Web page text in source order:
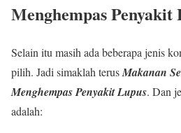
Menghempas Penyakit
Selain itu masih ada beberapa jenis
pilih. Jadi simaklah terusMakanan
Menghempas Penyakit Lupus. Dan
adalah: